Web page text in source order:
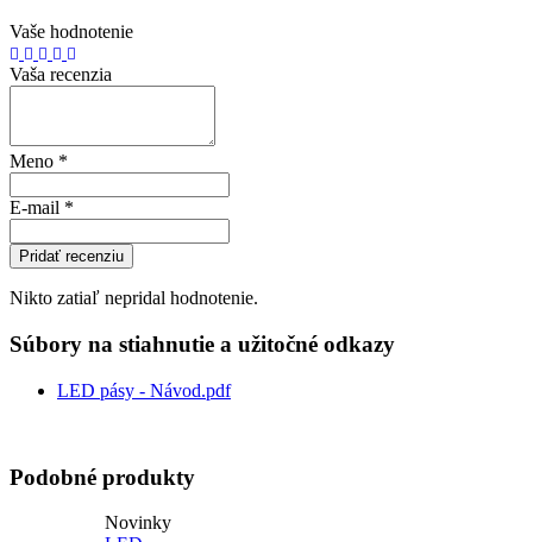
Vaše hodnotenie
Vaša recenzia
Meno *
E-mail *
Pridať recenziu
Nikto zatiaľ nepridal hodnotenie.
Súbory na stiahnutie a užitočné odkazy
LED pásy - Návod.pdf
Podobné produkty
Novinky